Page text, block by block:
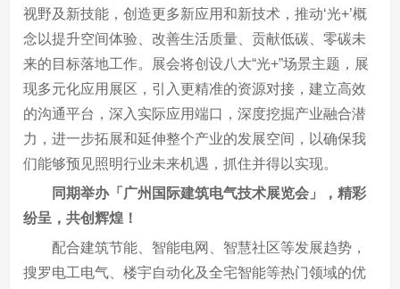
视野及新技能，创造更多新应用和新技术，推动‘光+’概
念以提升空间体验、改善生活质量、贡献低碳、零碳未
来的目标落地工作。展会将创设八大“光+”场景主题，展
现多元化应用展区，引入更精准的资源对接，建立高效
的沟通平台，深入实际应用端口，深度挖掘产业融合潜
力，进一步拓展和延伸整个产业的发展空间，以确保我
们能够预见照明行业未来机遇，抓住并得以实现。
同期举办「广州国际建筑电气技术展览会」，精彩
纷呈，共创辉煌！
配合建筑节能、智能电网、智慧社区等发展趋势，
搜罗电工电气、楼宇自动化及全宅智能等热门领域的优